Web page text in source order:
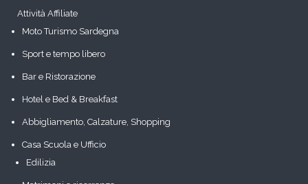
Attività Affiliate
Moto Turismo Sardegna
Sport e tempo libero
Bar e Ristorazione
Hotel e Bed & Breakfast
Abbigliamento, Calzature, Shopping
Casa Scuola e Ufficio
Edilizia